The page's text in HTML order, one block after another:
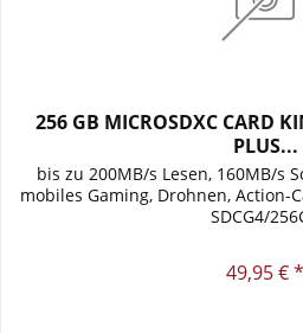
256 GB MICROSDXC CARD
PLUS...
bis zu 200MB/s Lesen, 160MB/s
mobiles Gaming, Drohnen, Action-
SDCG4/
49,95 € *